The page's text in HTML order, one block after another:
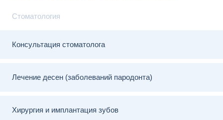
Стоматология
Консультация стоматолога
Лечение десен (заболеваний пародонта)
Хирургия и имплантация зубов